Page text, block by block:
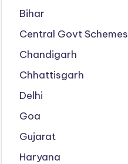
Bihar
Central Govt Schemes
Chandigarh
Chhattisgarh
Delhi
Goa
Gujarat
Haryana